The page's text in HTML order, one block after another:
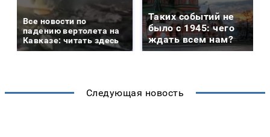
Все новости по
падению вертолета на
Кавказе: читать здесь
Таких событий не
было с 1945: чего
ждать всем нам?
Следующая новость